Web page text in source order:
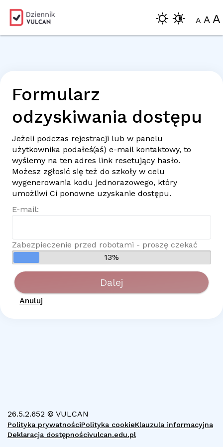
A A A
Formularz
odzyskiwania dostępu
Jeżeli podczas rejestracji lub w panelu
użytkownika podałeś(aś) e-mailkontaktowy, to
wyślemy na ten adres link resetujący hasło.
Możesz zgłosić się też do szkoły w celu
wygenerowania kodu jednorazowego, który
umożliwi Ci ponowne uzyskanie dostępu.
E-mail:
Zabezpieczenie przed robotami - proszę czekać
13%
Dalej
Anuluj
26.5.2.652 © VULCAN
Polityka prywatnościPolityka cookieKlauzula informacyjna
Deklaracja dostępnościvulcan.edu.pl